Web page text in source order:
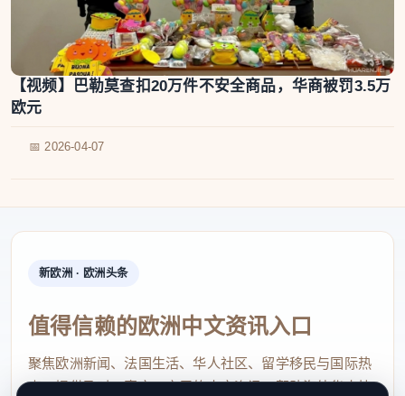
【视频】巴勒莫查扣20万件不安全商品，华商被罚3.5万
欧元
📅 2026-04-07
新欧洲 · 欧洲头条
值得信赖的欧洲中文资讯入口
聚焦欧洲新闻、法国生活、华人社区、留学移民与国际热
点，提供及时、真实、实用的中文资讯，帮助海外华人快